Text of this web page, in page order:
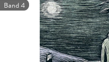
Band 4